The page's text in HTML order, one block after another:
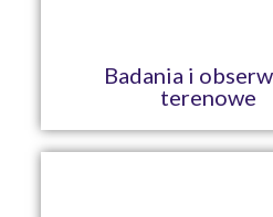
Badania i
terenowe